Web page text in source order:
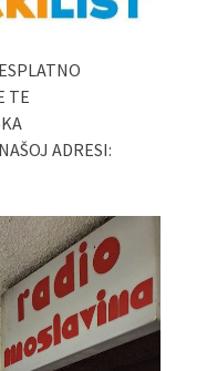
TE
ADRESI: